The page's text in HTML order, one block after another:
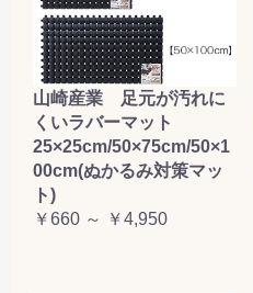
山崎産業 足元が汚れに
くいラバーマット
25×25cm/50×75cm/50×1
00cm(ぬかるみ対策マッ
ト)
￥660 ～ ￥4,950